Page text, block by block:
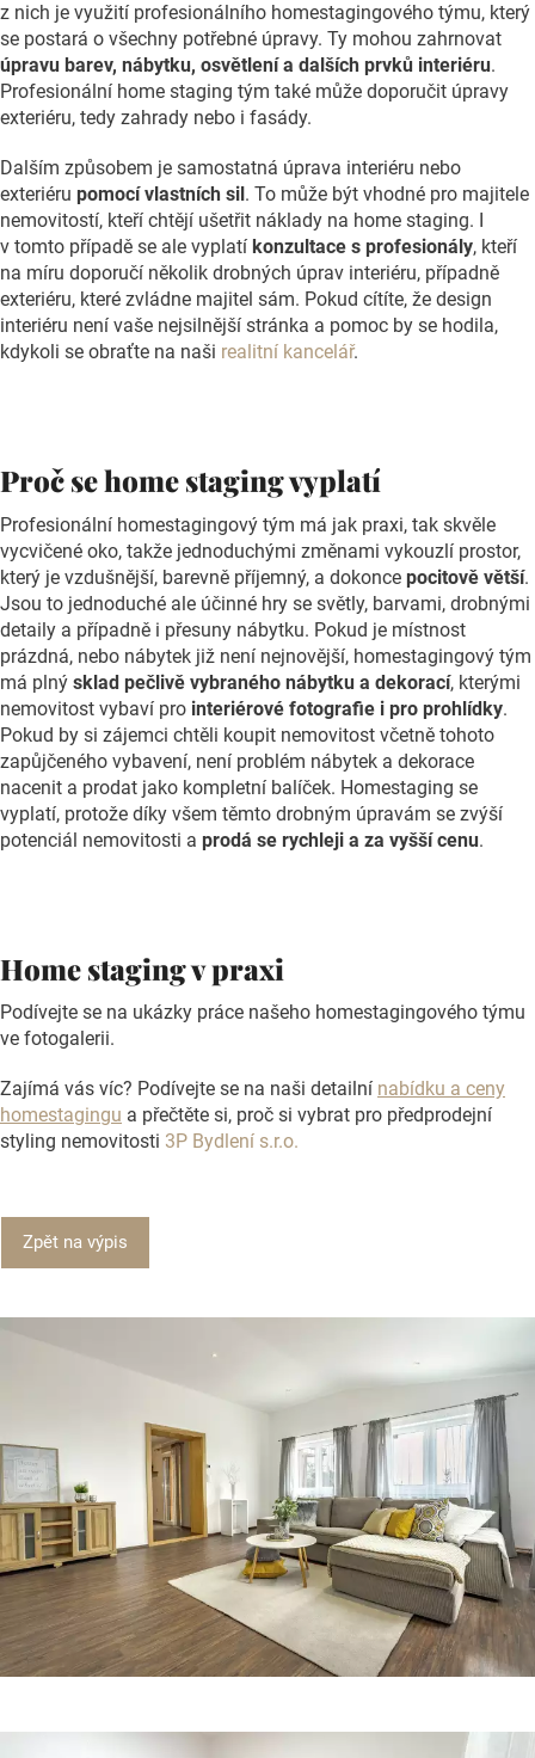
z nich je využití profesionálního homestagingového týmu, který
se postará o všechny potřebné úpravy. Ty mohou zahrnovat
úpravu barev, nábytku, osvětlení a dalších prvků interiéru.
Profesionální home staging tým také může doporučit úpravy
exteriéru, tedy zahrady nebo i fasády.
Dalším způsobem je samostatná úprava interiéru nebo
exteriéru pomocí vlastních sil . To může být vhodné pro majitele
nemovitostí, kteří chtějí ušetřit náklady na home staging. I
v tomto případě se ale vyplatí konzultace s profesionály, kteří
na míru doporučí několik drobných úprav interiéru, případně
exteriéru, které zvládne majitel sám. Pokud cítíte, že design
interiéru není vaše nejsilnější stránka a pomoc by se hodila,
kdykoli se obraťte na naši realitní kancelář.
Proč se home staging vyplatí
Profesionální homestagingový tým má jak praxi, tak skvěle
vycvičené oko, takže jednoduchými změnami vykouzlí prostor,
který je vzdušnější, barevně příjemný, a dokonce pocitově větší.
Jsou to jednoduché ale účinné hry se světly, barvami, drobnými
detaily a případně i přesuny nábytku. Pokud je místnost
prázdná, nebo nábytek již není nejnovější, homestagingový tým
má plný sklad pečlivě vybraného nábytku a dekorací, kterými
nemovitost vybaví pro interiérové fotografie i pro prohlídky.
Pokud by si zájemci chtěli koupit nemovitost včetně tohoto
zapůjčeného vybavení, není problém nábytek a dekorace
nacenit a prodat jako kompletní balíček. Homestaging se
vyplatí, protože díky všem těmto drobným úpravám se zvýší
potenciál nemovitosti a prodá se rychleji a za vyšší cenu.
Home staging v praxi
Podívejte se na ukázky práce našeho homestagingového týmu
ve fotogalerii.
Zajímá vás víc? Podívejte se na naši detailní nabídku a ceny
homestagingu a přečtěte si, proč si vybrat pro předprodejní
styling nemovitosti 3P Bydlení s.r.o.
Zpět na výpis